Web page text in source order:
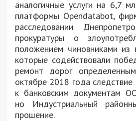
аналогичные услуги на 6,7
платформы Opendatabot,
расследовании
прокуратуры о
положением чиновниками из
которые содействовали
ремонт дорог
октябре 2018 года
к банковским документам
но Индустриальный
прошение.